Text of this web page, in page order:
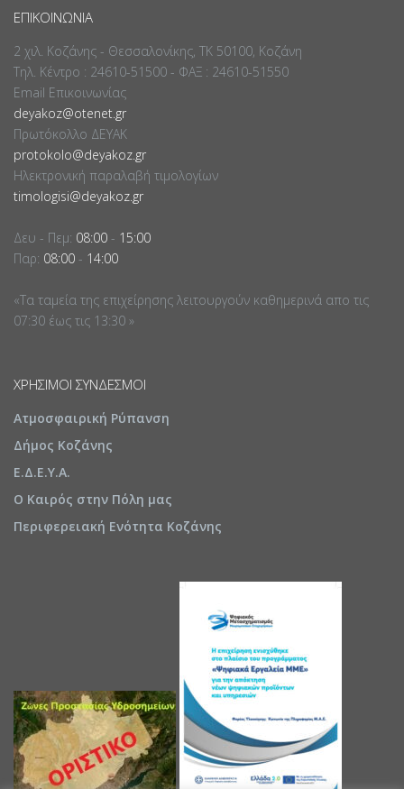
ΕΠΙΚΟΙΝΩΝΊΑ
2 χιλ. Κοζάνης - Θεσσαλονίκης, ΤΚ 50100, Κοζάνη
Τηλ. Κέντρο : 24610-51500 - ΦΑΞ : 24610-51550
Email Επικοινωνίας
deyakoz@otenet.gr
Πρωτόκολλο ΔΕΥΑΚ
protokolo@deyakoz.gr
Ηλεκτρονική παραλαβή τιμολογίων
timologisi@deyakoz.gr
Δευ - Πεμ: 08:00 - 15:00
Παρ: 08:00 - 14:00
«Τα ταμεία της επιχείρησης λειτουργούν καθημερινά απο τις
07:30 έως τις 13:30 »
ΧΡΉΣΙΜΟΙ ΣΎΝΔΕΣΜΟΙ
Ατμοσφαιρική Ρύπανση
Δήμος Κοζάνης
Ε.Δ.Ε.Υ.Α.
Ο Καιρός στην Πόλη μας
Περιφερειακή Ενότητα Κοζάνης